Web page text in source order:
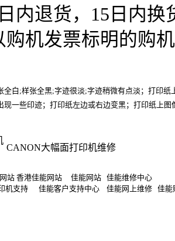
内退货，15日内
购机发票标明的购
全白;样张全黑;字迹很淡;字迹稍微有点淡；打印
现一些印迹；打印纸左边或右边变黑；打印纸上
CANON大幅面打印机维修
网站 香港佳能网站 佳能网站 佳能维修中心
机支持 佳能客户支持中心 佳能网上维修 佳能